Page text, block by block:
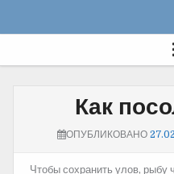
Как
ОПУБЛИКОВАНО
Чтобы сохранить улов, рыбу